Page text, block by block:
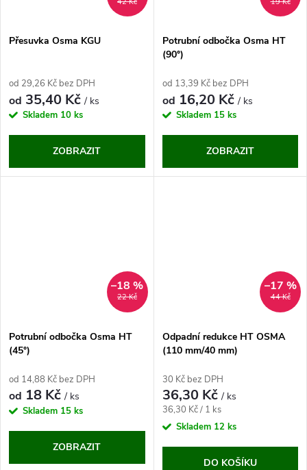
Přesuvka Osma KGU
od 29,26 Kč bez DPH
od 35,40 Kč/ ks
Skladem 10 ks
ZOBRAZIT
Potrubní odbočka Osma HT
(90°)
od 13,39 Kč bez DPH
od 16,20 Kč/ ks
Skladem 15 ks
ZOBRAZIT
22 Kč
–18 %
Potrubní odbočka Osma HT
(45°)
od 14,88 Kč bez DPH
od 18 Kč/ ks
Skladem 15 ks
ZOBRAZIT
44 Kč
–17 %
Odpadní redukce HT OSMA
(110 mm/40 mm)
30 Kč bez DPH
36,30 Kč/ ks
Měrná
cena:
36,30 Kč / 1 ks
Skladem 12 ks
DO KOŠÍKU